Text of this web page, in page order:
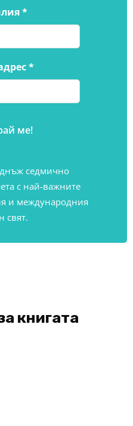
*
*
седмично
с най-важните
и международния
свят.
книгата